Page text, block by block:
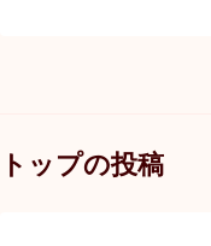
トップの投稿